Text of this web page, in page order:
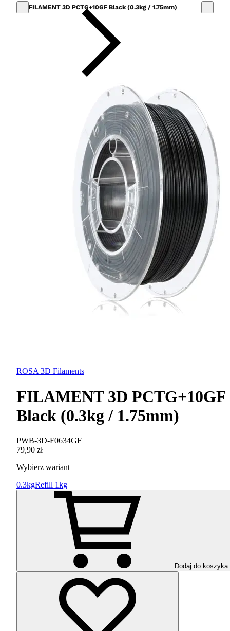
FILAMENT 3D PCTG+10GF Black (0.3kg / 1.75mm)
ROSA 3D Filaments
FILAMENT 3D PCTG+10GF
Black (0.3kg / 1.75mm)
PWB-3D-F0634GF
79,90 zł
Wybierz wariant
0.3kgRefill 1kg
Dodaj do koszyka